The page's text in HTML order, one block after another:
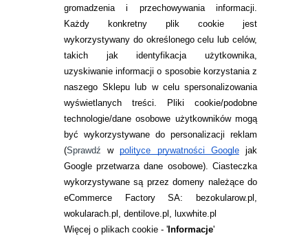
gromadzenia i przechowywania informacji.
Każdy konkretny plik cookie jest
wykorzystywany do określonego celu lub celów,
takich jak identyfikacja użytkownika,
uzyskiwanie informacji o sposobie korzystania z
naszego Sklepu lub w celu spersonalizowania
wyświetlanych treści.
Pliki cookie/podobne
technologie/dane osobowe użytkowników mogą
być wykorzystywane do personalizacji reklam
(Sprawdźwpolityce prywatności Googlejak
Google przetwarza dane osobowe). Ciasteczka
wykorzystywane są przez domeny należące do
eCommerce Factory SA: bezokularow.pl,
wokularach.pl, dentilove.pl, luxwhite.pl
Więcej o plikach cookie - 'Informacje'
INFORMACJE KONTAKTOWE
JAK ZAMAWIAĆ?
ZWROTY I REKLAMACJA
WARUNKI ZAKUPÓW
RANKINGI SOCZEWEK